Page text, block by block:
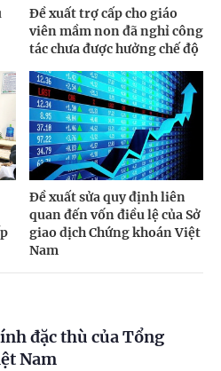
Đề xuất trợ cấp cho giáo
viên mầm non đã nghỉ công
tác chưa được hưởng chế độ
Đề xuất sửa quy định liên
quan đến vốn điều lệ của Sở
giao dịch Chứng khoán Việt
Nam
đặc thù của Tổng
Nam